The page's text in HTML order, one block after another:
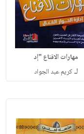
مهارات الاقناع "إد
لـكريم عبد الجواد